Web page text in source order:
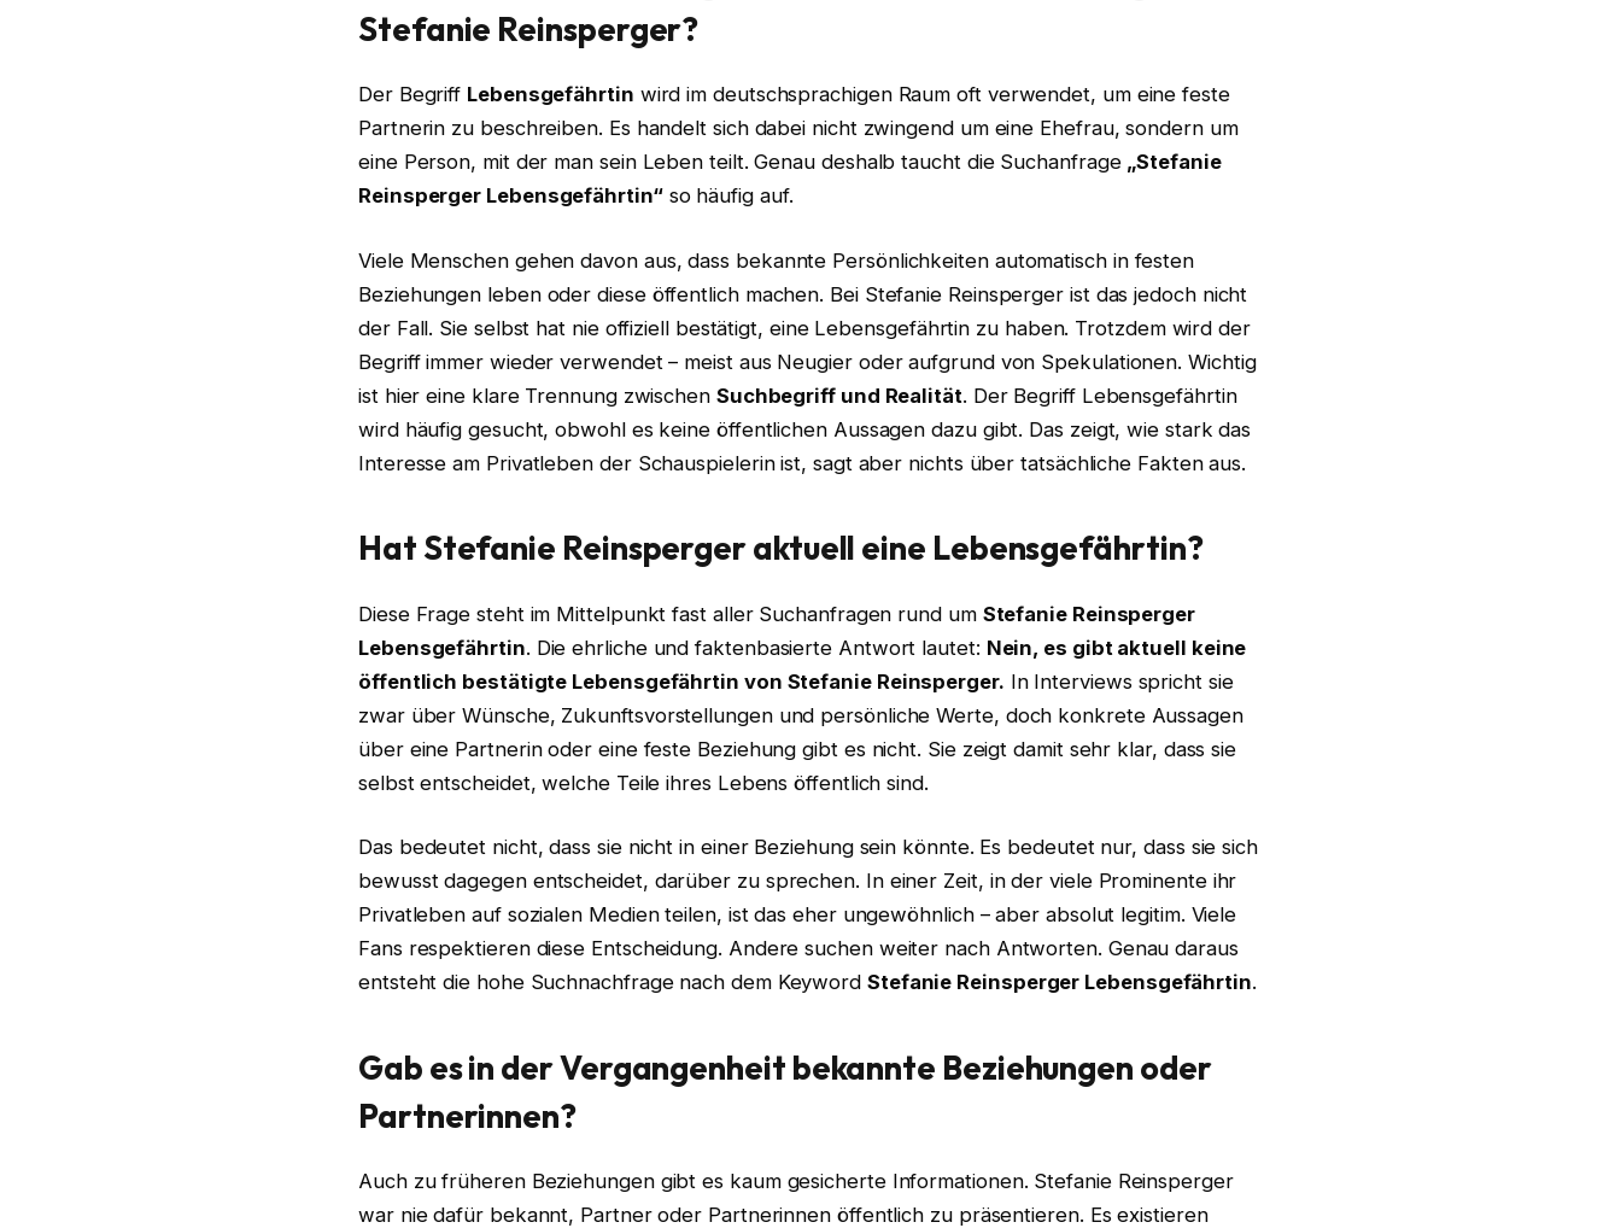
Stefanie Reinsperger?
Der Begriff Lebensgefährtin wird im deutschsprachigen Raum oft verwendet, um eine feste
Partnerin zu beschreiben. Es handelt sich dabei nicht zwingend um eine Ehefrau, sondern um
eine Person, mit der man sein Leben teilt. Genau deshalb taucht die Suchanfrage „Stefanie
Reinsperger Lebensgefährtin“so häufig auf.
Viele Menschen gehen davon aus, dass bekannte Persönlichkeiten automatisch in festen
Beziehungen leben oder diese öffentlich machen. Bei Stefanie Reinsperger ist das jedoch nicht
der Fall. Sie selbst hat nie offiziell bestätigt, eine Lebensgefährtin zu haben. Trotzdem wird der
Begriff immer wieder verwendet – meist aus Neugier oder aufgrund von Spekulationen. Wichtig
ist hier eine klare Trennung zwischen Suchbegriff und Realität. Der Begriff Lebensgefährtin
wird häufig gesucht, obwohl es keine öffentlichen Aussagen dazu gibt. Das zeigt, wie stark das
Interesse am Privatleben der Schauspielerin ist, sagt aber nichts über tatsächliche Fakten aus.
Hat Stefanie Reinsperger aktuell eine Lebensgefährtin?
Diese Frage steht im Mittelpunkt fast aller Suchanfragen rund um Stefanie Reinsperger
Lebensgefährtin. Die ehrliche und faktenbasierte Antwort lautet: Nein, es gibt aktuell keine
öffentlich bestätigte Lebensgefährtin von Stefanie Reinsperger. In Interviews spricht sie
zwar über Wünsche, Zukunftsvorstellungen und persönliche Werte, doch konkrete Aussagen
über eine Partnerin oder eine feste Beziehung gibt es nicht. Sie zeigt damit sehr klar, dass sie
selbst entscheidet, welche Teile ihres Lebens öffentlich sind.
Das bedeutet nicht, dass sie nicht in einer Beziehung sein könnte. Es bedeutet nur, dass sie sich
bewusst dagegen entscheidet, darüber zu sprechen. In einer Zeit, in der viele Prominente ihr
Privatleben auf sozialen Medien teilen, ist das eher ungewöhnlich – aber absolut legitim. Viele
Fans respektieren diese Entscheidung. Andere suchen weiter nach Antworten. Genau daraus
entsteht die hohe Suchnachfrage nach dem Keyword Stefanie Reinsperger Lebensgefährtin.
Gab es in der Vergangenheit bekannte Beziehungen oder
Partnerinnen?
Auch zu früheren Beziehungen gibt es kaum gesicherte Informationen. Stefanie Reinsperger
war nie dafür bekannt, Partner oder Partnerinnen öffentlich zu präsentieren. Es existieren